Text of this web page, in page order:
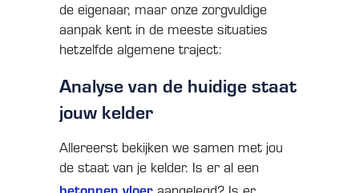
de eigenaar, maar onze zorgvuldige
aanpak kent in de meeste situaties
hetzelfde algemene traject:
Analyse van de huidige staat
jouw kelder
Allereerst bekijken we samen met jou
de staat van je kelder. Is er al een